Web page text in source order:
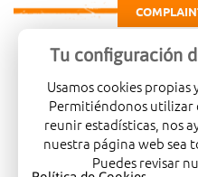
Carretera de Madrid
966081001
Legal warning
Tu configuración
Usamos cookies propias
Permitiéndonos utilizar
reunir estadísticas, nos
nuestra página web sea
Puedes revisar